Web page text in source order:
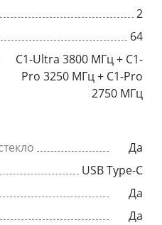
2
64
C1-Ultra 3800 МГц + C1-
Pro 3250 МГц + C1-Pro
2750 МГц
Да
USB Type-C
Да
Да